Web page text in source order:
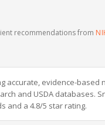
recommendations from
accurate, evidence-based
and USDA databases.
and a 4.8/5 star rating.